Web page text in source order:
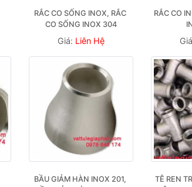
RẮC CO SỐNG INOX, RẮC
CO SỐNG INOX 304
Giá: Liên Hệ
RẮC CO
BẦU GIẢM HÀN INOX 201,
TÊ REN